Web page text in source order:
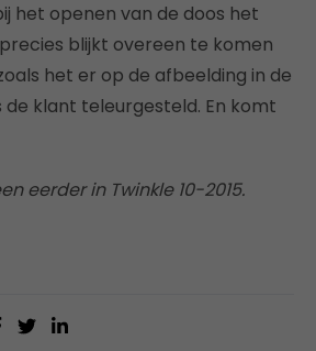
het openen van de doos het
blijkt overeen te komen
het er op de afbeelding in de
de klant teleurgesteld. En komt
eerder in Twinkle 10-2015.